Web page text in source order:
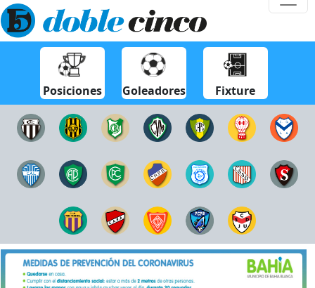
Posiciones Goleadores Fixture